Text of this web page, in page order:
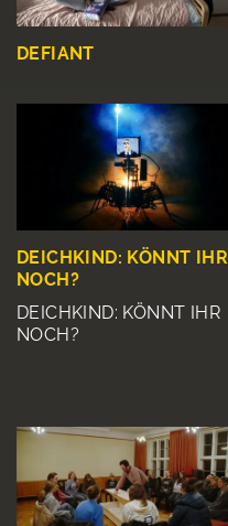
DEFIANT
DEICHKIND: KÖNNT IHR
NOCH?
DEICHKIND: KÖNNT IHR
NOCH?